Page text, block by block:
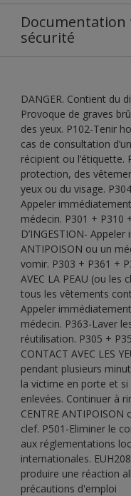
Documentation
sécurité
DANGER. Contient du
Provoque de graves
des yeux. P102-Tenir
cas de consultation
récipient ou l’étiquette.
protection, des
yeux ou du visage.
Appeler
médecin. P301 + P310
D’INGESTION-
ANTIPOISON ou un
vomir. P303 + P361 +
AVEC LA PEAU (ou les
tous les vêtements
Appeler
médecin. P363-Laver
réutilisation. P305 +
CONTACT AVEC LES
pendant plusieurs
la victime en porte et
enlevées. Continuer à
CENTRE
clef. P501-Eliminer le
aux réglementations
internationales.
produire une réaction
précautions d'emploi